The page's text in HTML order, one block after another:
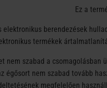
Ez a
elektronikus berendezések
termékek
nem szabad a csomagolásban
égősort nem szabad tovább
megfelelően